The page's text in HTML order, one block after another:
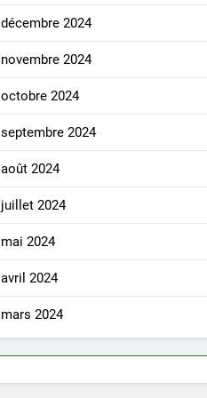
décembre 2024
novembre 2024
octobre 2024
septembre 2024
août 2024
juillet 2024
mai 2024
avril 2024
mars 2024